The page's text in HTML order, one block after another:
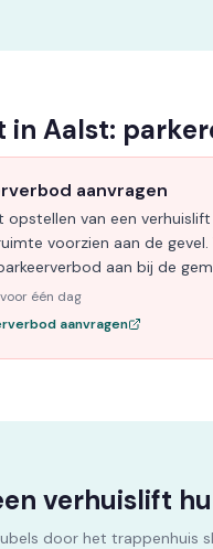
in Aalst:
aanvragen
opstellen van een
voorzien aan de
aan bij de
één dag
aanvragen
verhuislift
door het trappenhuis